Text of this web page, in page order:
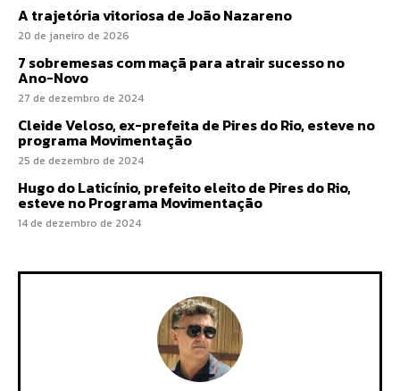
A trajetória vitoriosa de João Nazareno
20 de janeiro de 2026
7 sobremesas com maçã para atrair sucesso no
Ano-Novo
27 de dezembro de 2024
Cleide Veloso, ex-prefeita de Pires do Rio, esteve no
programa Movimentação
25 de dezembro de 2024
Hugo do Laticínio, prefeito eleito de Pires do Rio,
esteve no Programa Movimentação
14 de dezembro de 2024